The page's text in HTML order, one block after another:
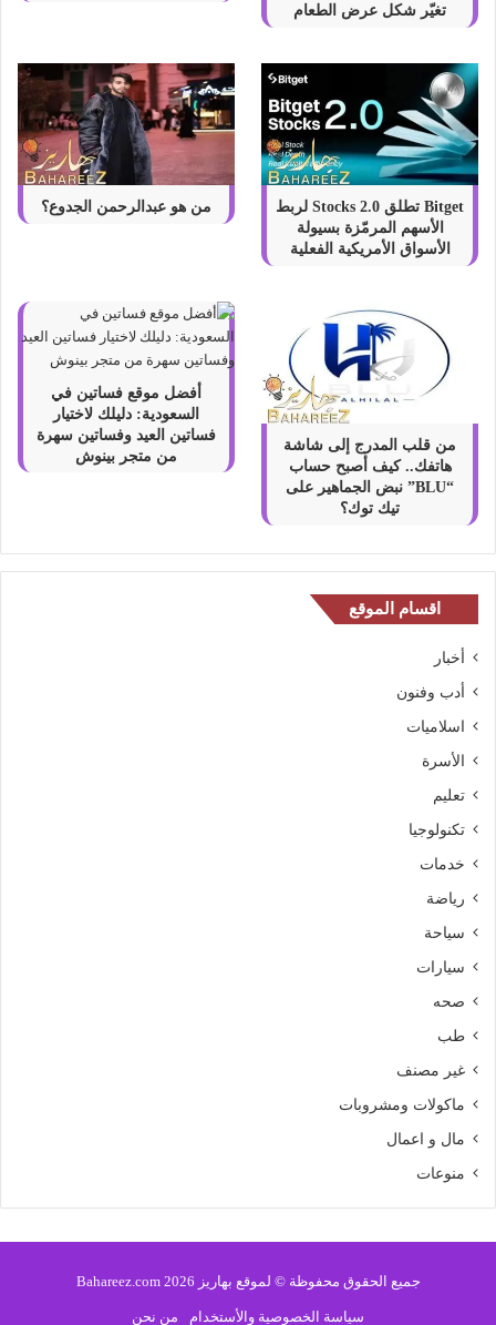
تغيّر شكل عرض الطعام
Bitget تطلق Stocks 2.0 لربط
الأسهم المرمّزة بسيولة
الأسواق الأمريكية الفعلية
من هو عبدالرحمن الجدوع؟
من قلب المدرج إلى شاشة
هاتفك.. كيف أصبح حساب
“BLU” نبض الجماهير على
تيك توك؟
أفضل موقع فساتين في
السعودية: دليلك لاختيار
فساتين العيد وفساتين سهرة
من متجر بينوش
اقسام الموقع
أخبار
أدب وفنون
اسلاميات
الأسرة
تعليم
تكنولوجيا
خدمات
رياضة
سياحة
سيارات
صحه
طب
غير مصنف
ماكولات ومشروبات
مال و اعمال
منوعات
جميع الحقوق محفوظة © لموقع بهاريز 2026 Bahareez.com
سياسة الخصوصية والأستخدام من نحن